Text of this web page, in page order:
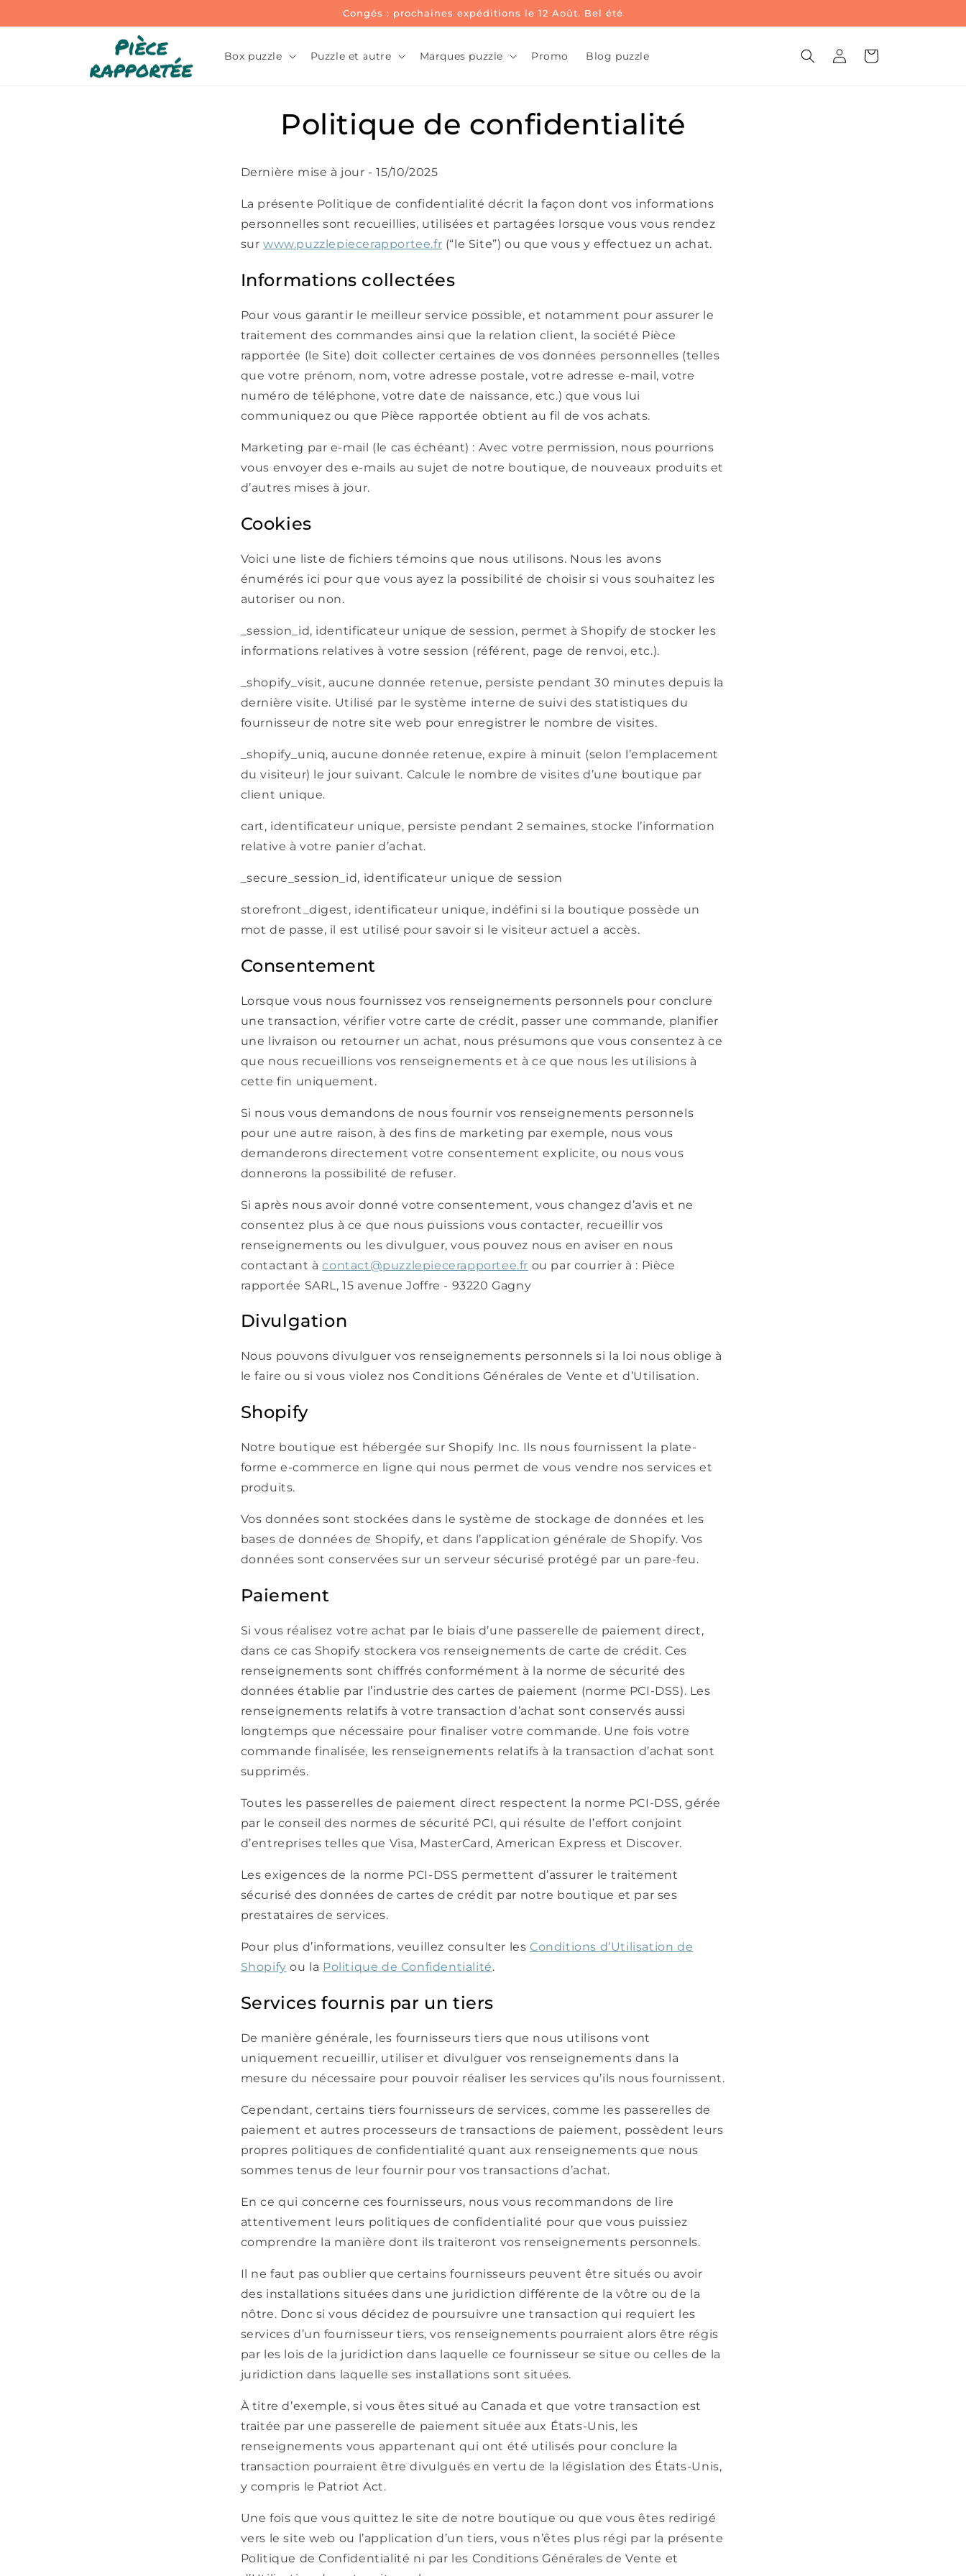
au
Congés : prochaines expéditions le 12 Août. Bel été
Box puzzle Puzzle et autre Marques puzzle Promo Blog puzzle ConnexionPanier
Politique de confidentialité
Dernière mise à jour - 15/10/2025
La présente Politique de confidentialité décrit la façon dont vos informations
personnelles sont recueillies, utilisées et partagées lorsque vous vous rendez
sur www.puzzlepiecerapportee.fr (“le Site”) ou que vous y effectuez un achat.
Informations collectées
Pour vous garantir le meilleur service possible, et notamment pour assurer le
traitement des commandes ainsi que la relation client, la société Pièce
rapportée (le Site) doit collecter certaines de vos données personnelles (telles
que votre prénom, nom, votre adresse postale, votre adresse e-mail, votre
numéro de téléphone, votre date de naissance, etc.) que vous lui
communiquez ou que Pièce rapportée obtient au fil de vos achats.
Marketing par e-mail (le cas échéant) : Avec votre permission, nous pourrions
vous envoyer des e-mails au sujet de notre boutique, de nouveaux produits et
d’autres mises à jour.
Cookies
Voici une liste de fichiers témoins que nous utilisons. Nous les avons
énumérés ici pour que vous ayez la possibilité de choisir si vous souhaitez les
autoriser ou non.
_session_id, identificateur unique de session, permet à Shopify de stocker les
informations relatives à votre session (référent, page de renvoi, etc.).
_shopify_visit, aucune donnée retenue, persiste pendant 30 minutes depuis la
dernière visite. Utilisé par le système interne de suivi des statistiques du
fournisseur de notre site web pour enregistrer le nombre de visites.
_shopify_uniq, aucune donnée retenue, expire à minuit (selon l’emplacement
du visiteur) le jour suivant. Calcule le nombre de visites d’une boutique par
client unique.
cart, identificateur unique, persiste pendant 2 semaines, stocke l’information
relative à votre panier d’achat.
_secure_session_id, identificateur unique de session
storefront_digest, identificateur unique, indéfini si la boutique possède un
mot de passe, il est utilisé pour savoir si le visiteur actuel a accès.
Consentement
Lorsque vous nous fournissez vos renseignements personnels pour conclure
une transaction, vérifier votre carte de crédit, passer une commande, planifier
une livraison ou retourner un achat, nous présumons que vous consentez à ce
que nous recueillions vos renseignements et à ce que nous les utilisions à
cette fin uniquement.
Si nous vous demandons de nous fournir vos renseignements personnels
pour une autre raison, à des fins de marketing par exemple, nous vous
demanderons directement votre consentement explicite, ou nous vous
donnerons la possibilité de refuser.
Si après nous avoir donné votre consentement, vous changez d’avis et ne
consentez plus à ce que nous puissions vous contacter, recueillir vos
renseignements ou les divulguer, vous pouvez nous en aviser en nous
contactant àcontact@puzzlepiecerapportee.fr ou par courrier à : Pièce
rapportée SARL, 15 avenue Joffre - 93220 Gagny
Divulgation
Nous pouvons divulguer vos renseignements personnels si la loi nous oblige à
le faire ou si vous violez nos Conditions Générales de Vente et d’Utilisation.
Shopify
Notre boutique est hébergée sur Shopify Inc. Ils nous fournissent la plate-
forme e-commerce en ligne qui nous permet de vous vendre nos services et
produits.
Vos données sont stockées dans le système de stockage de données et les
bases de données de Shopify, et dans l’application générale de Shopify. Vos
données sont conservées sur un serveur sécurisé protégé par un pare-feu.
Paiement
Si vous réalisez votre achat par le biais d’une passerelle de paiement direct,
dans ce cas Shopify stockera vos renseignements de carte de crédit. Ces
renseignements sont chiffrés conformément à la norme de sécurité des
données établie par l’industrie des cartes de paiement (norme PCI-DSS). Les
renseignements relatifs à votre transaction d’achat sont conservés aussi
longtemps que nécessaire pour finaliser votre commande. Une fois votre
commande finalisée, les renseignements relatifs à la transaction d’achat sont
supprimés.
Toutes les passerelles de paiement direct respectent la norme PCI-DSS, gérée
par le conseil des normes de sécurité PCI, qui résulte de l’effort conjoint
d’entreprises telles que Visa, MasterCard, American Express et Discover.
Les exigences de la norme PCI-DSS permettent d’assurer le traitement
sécurisé des données de cartes de crédit par notre boutique et par ses
prestataires de services.
Pour plus d’informations, veuillez consulter les Conditions d’Utilisation de
Shopify ou la Politique de Confidentialité.
Services fournis par un tiers
De manière générale, les fournisseurs tiers que nous utilisons vont
uniquement recueillir, utiliser et divulguer vos renseignements dans la
mesure du nécessaire pour pouvoir réaliser les services qu’ils nous fournissent.
Cependant, certains tiers fournisseurs de services, comme les passerelles de
paiement et autres processeurs de transactions de paiement, possèdent leurs
propres politiques de confidentialité quant aux renseignements que nous
sommes tenus de leur fournir pour vos transactions d’achat.
En ce qui concerne ces fournisseurs, nous vous recommandons de lire
attentivement leurs politiques de confidentialité pour que vous puissiez
comprendre la manière dont ils traiteront vos renseignements personnels.
Il ne faut pas oublier que certains fournisseurs peuvent être situés ou avoir
des installations situées dans une juridiction différente de la vôtre ou de la
nôtre. Donc si vous décidez de poursuivre une transaction qui requiert les
services d’un fournisseur tiers, vos renseignements pourraient alors être régis
par les lois de la juridiction dans laquelle ce fournisseur se situe ou celles de la
juridiction dans laquelle ses installations sont situées.
À titre d’exemple, si vous êtes situé au Canada et que votre transaction est
traitée par une passerelle de paiement située aux États-Unis, les
renseignements vous appartenant qui ont été utilisés pour conclure la
transaction pourraient être divulgués en vertu de la législation des États-Unis,
y compris le Patriot Act.
Une fois que vous quittez le site de notre boutique ou que vous êtes redirigé
vers le site web ou l’application d’un tiers, vous n’êtes plus régi par la présente
Politique de Confidentialité ni par les Conditions Générales de Vente et